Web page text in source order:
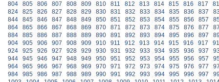
804
805 806 807 808 809 810 811 812 813 814 815 816 817
824
825 826 827 828 829 830 831 832 833 834 835 836 837
844
845 846 847 848 849 850 851 852 853 854 855 856 857
864
865 866 867 868 869 870 871 872 873 874 875 876 877
884
885 886 887 888 889 890 891 892 893 894 895 896 897
904
905 906 907 908 909 910 911 912 913 914 915 916 917
924
925 926 927 928 929 930 931 932 933 934 935 936 937
944
945 946 947 948 949 950 951 952 953 954 955 956 957
964
965 966 967 968 969 970 971 972 973 974 975 976 977
984
985 986 987 988 989 990 991 992 993 994 995 996 997